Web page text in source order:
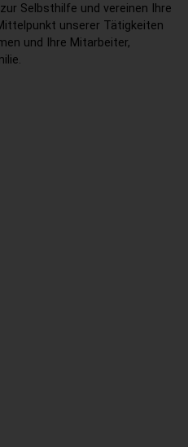
Selbsthilfe und vereinen Ihre
unserer Tätigkeiten
und Ihre Mitarbeiter,